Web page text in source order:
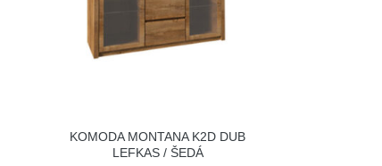
KOMODA MONTANA K2D DUB
LEFKAS / ŠEDÁ